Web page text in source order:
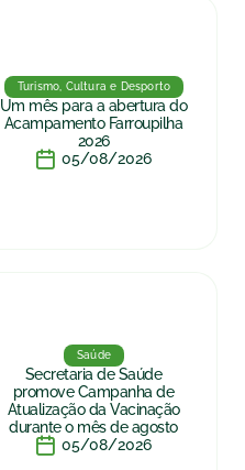
Turismo, Cultura e Desporto
Um mês para a abertura do
Acampamento Farroupilha
2026
05/08/2026
Saúde
Secretaria de Saúde
promove Campanha de
Atualização da Vacinação
durante o mês de agosto
05/08/2026